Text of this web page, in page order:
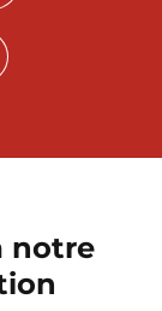
notre